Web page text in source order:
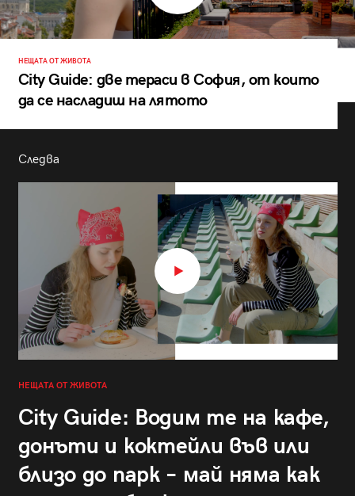
НЕЩАТА ОТ ЖИВОТА
City Guide: две тераси в София, от които
да се насладиш на лятото
Следва
НЕЩАТА ОТ ЖИВОТА
City Guide: Водим те на кафе,
донъти и коктейли във или
близо до парк – май няма как